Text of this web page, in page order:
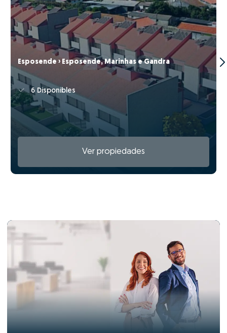
Esposende › Esposende, Marinhas e Gandra
6 Disponibles
Ver propiedades